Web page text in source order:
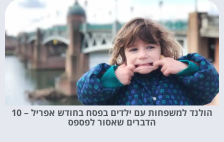
הולנד למשפחות עם ילדים בפסח בחודש אפריל – 10
הדברים שאסור לפספס